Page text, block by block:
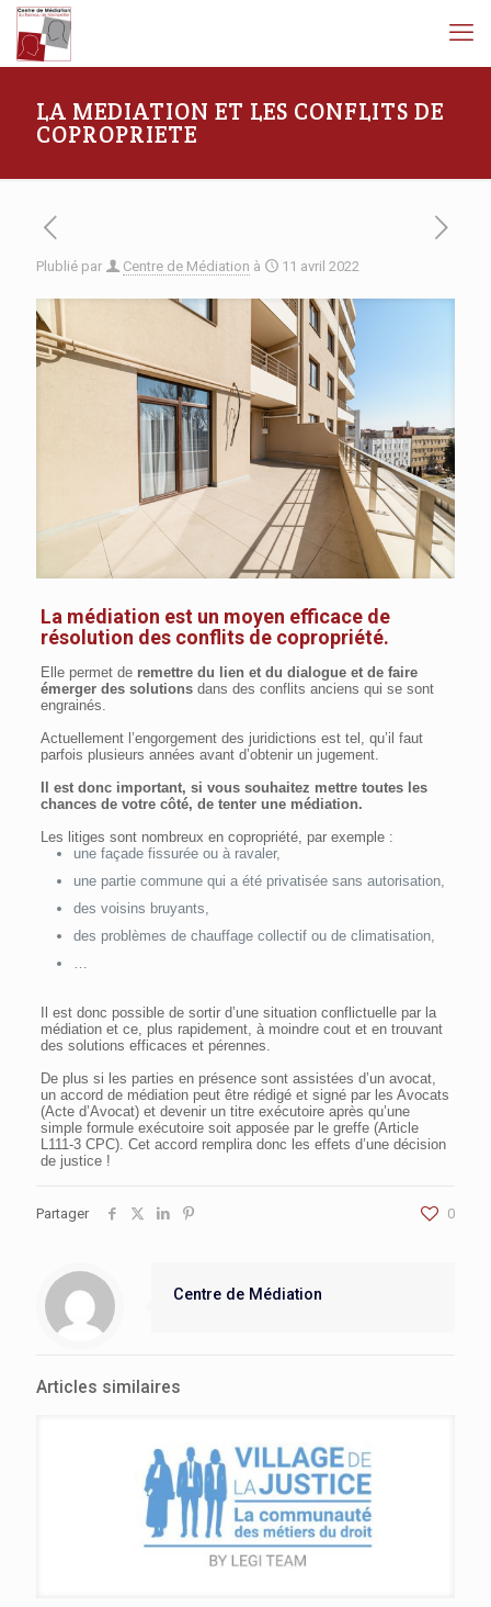
LA MEDIATION ET LES CONFLITS DE
COPROPRIETE
Plublié par Centre de Médiation à 11 avril 2022
La médiation est un moyen efficace de
résolution des conflits de copropriété.
Elle permet deremettre du lien et du dialogue et de faire
émerger des solutionsdans des conflits anciens qui se sont
engrainés.
Actuellement l’engorgement des juridictions est tel, qu’il faut
parfois plusieurs années avant d’obtenir un jugement.
Il est donc important, si vous souhaitez mettre toutes les
chances de votre côté, de tenter une médiation.
Les litiges sont nombreux en copropriété, par exemple :
une façade fissurée ou à ravaler,
une partie commune qui a été privatisée sans autorisation,
des voisins bruyants,
des problèmes de chauffage collectif ou de climatisation,
Il est donc possible de sortir d’une situation conflictuelle par la
médiation et ce, plus rapidement, à moindre cout et en trouvant
des solutions efficaces et pérennes.
De plus si les parties en présence sont assistées d’un avocat,
un accord de médiation peut être rédigé et signé par les Avocats
(Acte d’Avocat) et devenir un titre exécutoire après qu’une
simple formule exécutoire soit apposée par le greffe (Article
L111-3 CPC). Cet accord remplira donc les effets d’une décision
de justice !
Partager 0
Centre de Médiation
Articles similaires